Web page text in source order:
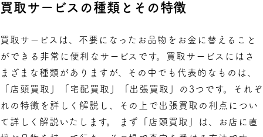
買取サービスの種類とその特徴
買取サービスは、不要になったお品物をお金に替えること
ができる非常に便利なサービスです。買取サービスにはさ
まざまな種類がありますが、その中でも代表的なものは、
「店頭買取」「宅配買取」「出張買取」の3つです。それぞ
れの特徴を詳しく解説し、その上で出張買取の利点につい
て詳しく解説いたします。 まず「店頭買取」は、お店に直